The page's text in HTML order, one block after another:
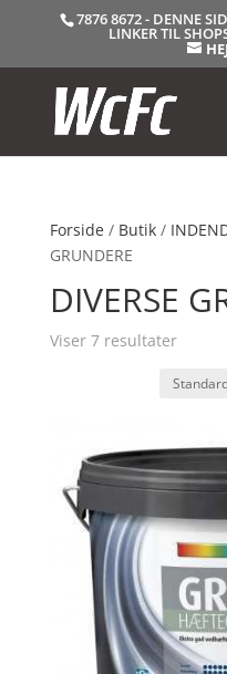
7876 8672 - DENNE
LINKER TIL
Forside/ Butik/
GRUNDERE
DIVERSE
Viser 7 resultater